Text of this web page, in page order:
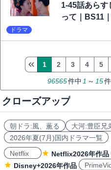
1-45話あらす
って｜BS11
ドラマ
96565件中 1 ～ 15
1 2 3 4 5
クローズアップ
朝ドラ:風、薫る 大河:豊臣兄
2026年夏(7月)国内ドラマ一覧
Netflix
Netflix2026年作品
Disney+2026年作品